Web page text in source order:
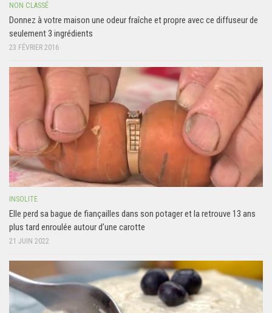
NON CLASSÉ
Donnez à votre maison une odeur fraîche et propre avec ce diffuseur de
seulement 3 ingrédients
23 FÉVRIER 2016
INSOLITE
Elle perd sa bague de fiançailles dans son potager et la retrouve 13 ans
plus tard enroulée autour d’une carotte
21 JUIN 2022